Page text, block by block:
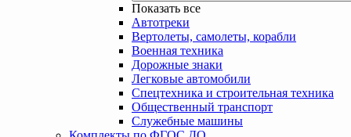
Показать все
Автотреки
Вертолеты, самолеты, корабли
Военная техника
Дорожные знаки
Легковые автомобили
Спецтехника и строительная техника
Общественный транспорт
Служебные машины